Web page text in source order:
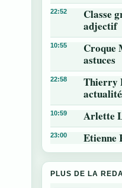
22:52
Classe
adjectif
10:55
Croque
astuces
22:58
Thierry
10:59 Arlette
23:00 Etienne
PLUS DE LA